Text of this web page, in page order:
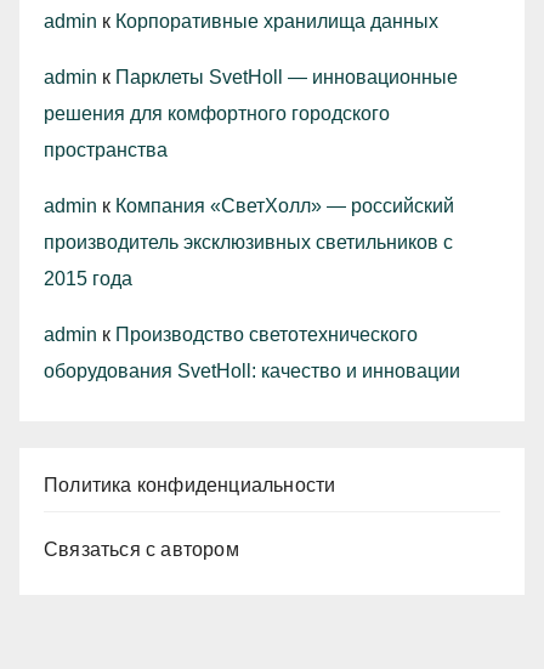
admin к Корпоративные хранилища данных
admin к Парклеты SvetHoll — инновационные
решения для комфортного городского
пространства
admin к Компания «СветХолл» — российский
производитель эксклюзивных светильников с
2015 года
admin к Производство светотехнического
оборудования SvetHoll: качество и инновации
Политика конфиденциальности
Связаться с автором